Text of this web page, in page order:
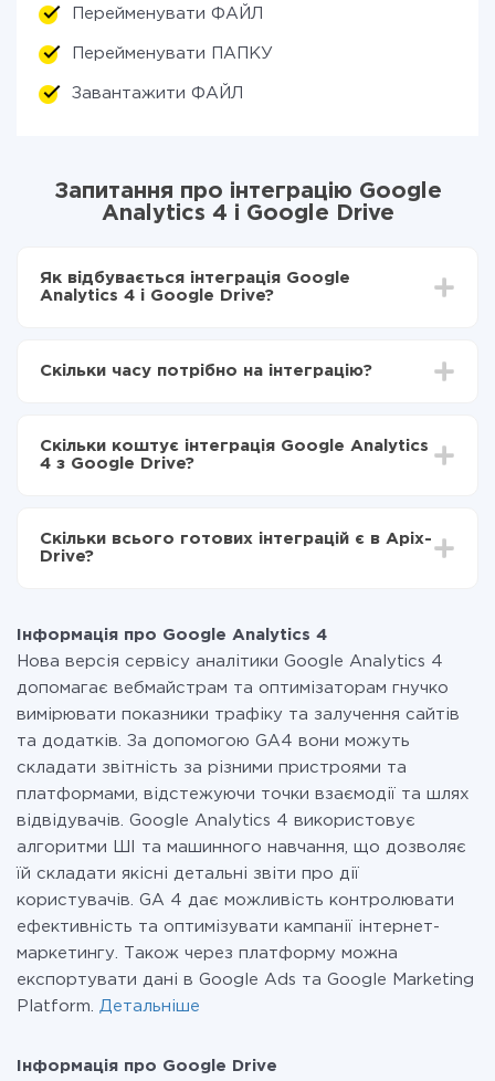
Перейменувати ФАЙЛ
Перейменувати ПАПКУ
Завантажити ФАЙЛ
Запитання про інтеграцію Google
Analytics 4 і Google Drive
Як відбувається інтеграція Google
Analytics 4 і Google Drive?
Вибираєте які дані передавати з Google Analytics
Тепер дані будуть автоматично передаватися з
Google Analytics 4 в Google Drive
Скільки часу потрібно на інтеграцію?
становити від 5-ти до 30-хвилин. У середньому
налаштування займає 10-15 хвилин.
Скільки коштує інтеграція Google Analytics
4 з Google Drive?
Ви оплачуєте лише кількість даних, які за фактом
передаються з однієї вашої системи в іншу через
при необхідності. Детальніше про тарифи
Скільки всього готових інтеграцій є в Apix-
Drive?
Інформація про Google Analytics 4
Нова версія сервісу аналітики Google Analytics 4
допомагає вебмайстрам та оптимізаторам гнучко
вимірювати показники трафіку та залучення сайтів
та додатків. За допомогою GA4 вони можуть
складати звітність за різними пристроями та
платформами, відстежуючи точки взаємодії та шлях
відвідувачів. Google Analytics 4 використовує
алгоритми ШІ та машинного навчання, що дозволяє
їй складати якісні детальні звіти про дії
користувачів. GA 4 дає можливість контролювати
ефективність та оптимізувати кампанії інтернет-
маркетингу. Також через платформу можна
експортувати дані в Google Ads та Google Marketing
Platform. Детальніше
Інформація про Google Drive